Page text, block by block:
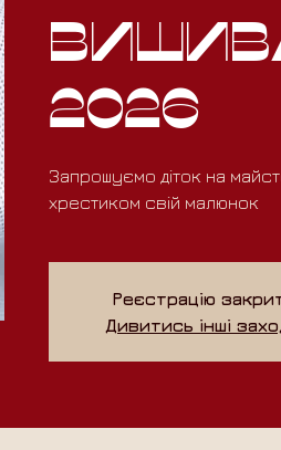
2026
Запрошуємо діток на
хрестиком свій малюнок
Реєстрацію
Дивитись інші